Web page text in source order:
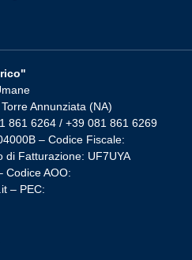
Annunziata (NA)
861 6264 / +39 081 861 6269
– Codice Fiscale:
di Fatturazione: UF7UYA
Codice AOO:
– PEC: